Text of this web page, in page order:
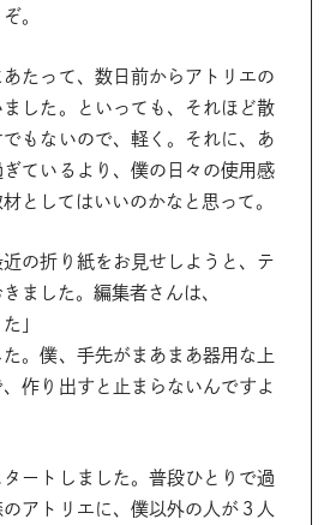
。
たって、数日前からアトリエの
した。といっても、それほど散
もないので、軽く。それに、あ
ているより、僕の日々の使用感
としてはいいのかなと思って。
の折り紙をお見せしようと、テ
ました。編集者さんは、
」
。僕、手先がまあまあ器用な上
作り出すと止まらないんですよ
ートしました。普段ひとりで過
アトリエに、僕以外の人が３人